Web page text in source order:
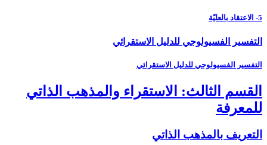
5- الاعتقاد بالعليّة
التفسير الفسيولوجي للدليل الاستقرائي
التفسير الفسيولوجي للدليل الاستقرائي
القسم الثالث: الاستقراء والمذهب الذاتي
للمعرفة
التعريف بالمذهب الذاتي‏